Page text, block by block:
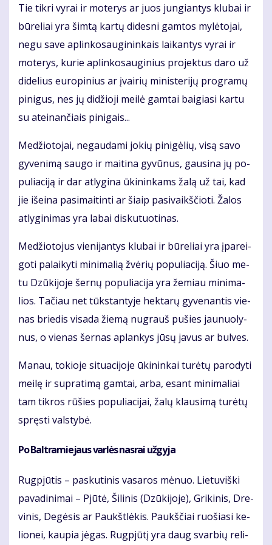
Tie tik­ri vy­rai ir mo­te­rys ar juos jun­gian­tys klu­bai ir
bū­re­liai yra šim­tą kar­tų di­des­ni gam­tos my­lė­to­jai,
ne­gu sa­ve ap­lin­ko­sau­gi­nin­kais lai­kan­tys vy­rai ir
mo­te­rys, ku­rie ap­lin­ko­sau­gi­nius pro­jek­tus da­ro už
di­de­lius eu­ro­pi­nius ar įvai­rių mi­nis­te­ri­jų pro­gra­mų
pi­ni­gus, nes jų di­džio­ji mei­lė gam­tai bai­gia­si kar­tu
su at­ei­nan­čiais pi­ni­gais...
Me­džio­to­jai, ne­gau­da­mi jo­kių pi­ni­gė­lių, vi­są sa­vo
gy­ve­ni­mą sau­go ir mai­ti­na gy­vū­nus, gau­si­na jų po­
pu­lia­ci­ją ir dar at­ly­gi­na ūki­nin­kams ža­lą už tai, kad
jie iš­ei­na pa­si­mai­tin­ti ar šiaip pa­si­vaikš­čio­ti. Ža­los
at­ly­gi­ni­mas yra la­bai dis­ku­tuo­ti­nas.
Me­džio­to­jus vie­ni­jan­tys klu­bai ir bū­re­liai yra įpa­rei­
go­ti pa­lai­ky­ti mi­ni­ma­lią žvė­rių po­pu­lia­ci­ją. Šiuo me­
tu Dzū­ki­jo­je šer­nų po­pu­lia­ci­ja yra že­miau mi­ni­ma­
lios. Ta­čiau net tūks­tan­ty­je hek­ta­rų gy­ve­nan­tis vie­
nas brie­dis vi­sa­da žie­mą nu­grauš pu­šies jau­nuo­ly­
nus, o vie­nas šer­nas ap­lan­kys jū­sų ja­vus ar bul­ves.
Ma­nau, to­kio­je si­tu­a­ci­jo­je ūki­nin­kai tu­rė­tų pa­ro­dy­ti
mei­lę ir su­pra­ti­mą gam­tai, ar­ba, esant mi­ni­ma­liai
tam tik­ros rū­šies po­pu­lia­ci­jai, ža­lų klau­si­mą tu­rė­tų
spręs­ti vals­ty­bė.
Po Bal­tra­mie­jaus var­lės nas­rai už­gy­ja
Rug­pjū­tis – pas­ku­ti­nis va­sa­ros mė­nuo. Lie­tu­viš­ki
pa­va­di­ni­mai – Pjū­tė, Ši­li­nis (Dzū­ki­jo­je), Gri­ki­nis, Dre­
vi­nis, De­gė­sis ar Paukšt­lė­kis. Paukš­čiai ruo­šia­si ke­
lio­nei, kau­pia jė­gas. Rug­pjū­tį yra daug svar­bių re­li­